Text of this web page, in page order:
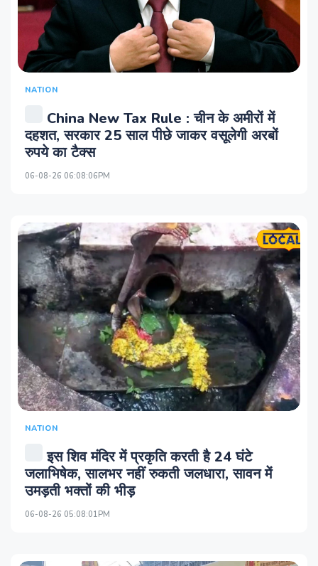
NATION
China New Tax Rule : चीन के अमीरों में
दहशत, सरकार 25 साल पीछे जाकर वसूलेगी अरबों
रुपये का टैक्स
06-08-26 06:08:06PM
NATION
इस शिव मंदिर में प्रकृति करती है 24 घंटे
जलाभिषेक, सालभर नहीं रुकती जलधारा, सावन में
उमड़ती भक्तों की भीड़
06-08-26 05:08:01PM